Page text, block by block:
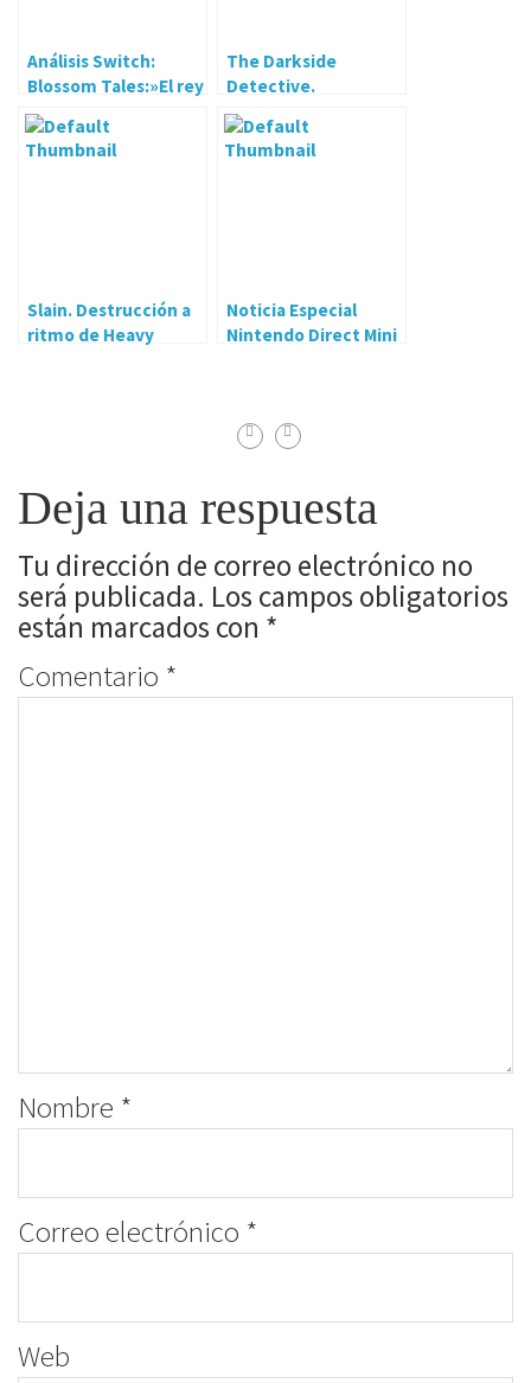
Análisis Switch:
Blossom Tales:»El rey
durmiente». Sabor
añejo.
The Darkside
Detective.
Bienvenidos al Pixel
del misterio
Slain. Destrucción a
ritmo de Heavy
Noticia Especial
Nintendo Direct Mini
Deja una respuesta
Tu dirección de correo electrónico no
será publicada. Los campos obligatorios
están marcados con *
Comentario *
Nombre *
Correo electrónico *
Web